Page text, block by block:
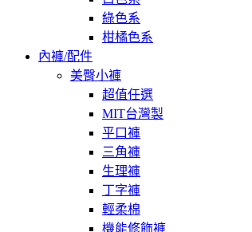
綠色系
柑橘色系
內褲/配件
美臀小褲
超值任選
MIT台灣製
平口褲
三角褲
生理褲
丁字褲
輕柔棉
機能修飾褲